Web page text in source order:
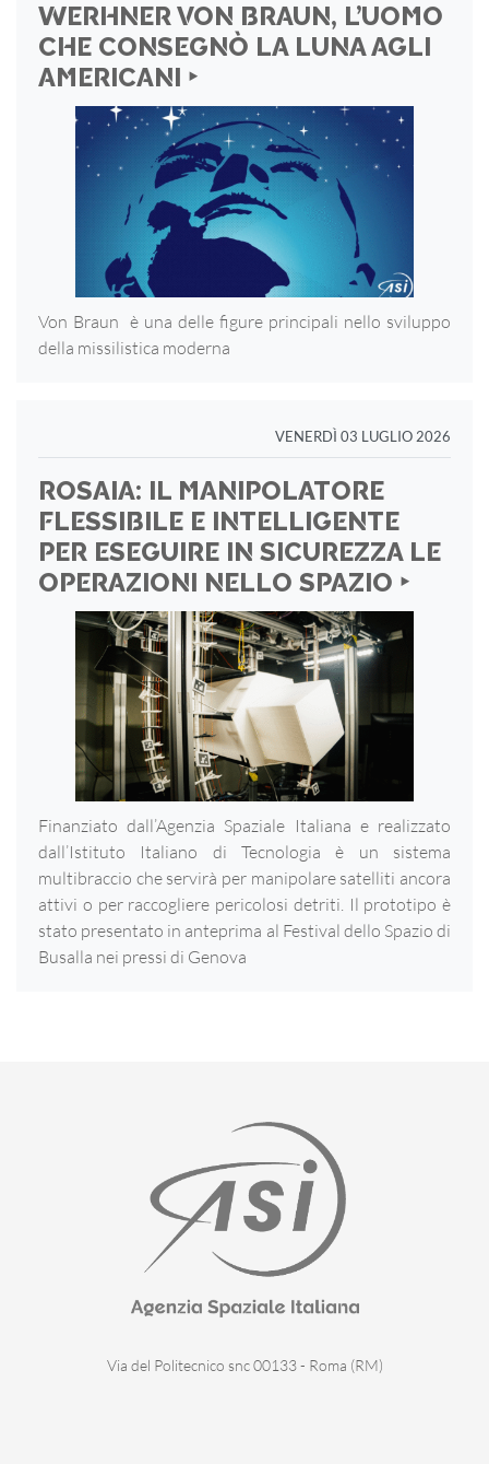
WERHNER VON BRAUN, L’UOMO
CHE CONSEGNÒ LA LUNA AGLI
AMERICANI ‣
Von Braun è una delle figure principali nello sviluppo
della missilistica moderna
VENERDÌ 03 LUGLIO 2026
ROSAIA: IL MANIPOLATORE
FLESSIBILE E INTELLIGENTE
PER ESEGUIRE IN SICUREZZA LE
OPERAZIONI NELLO SPAZIO ‣
Finanziato dall’Agenzia Spaziale Italiana e realizzato
dall’Istituto Italiano di Tecnologia è un sistema
multibraccio che servirà per manipolare satelliti ancora
attivi o per raccogliere pericolosi detriti. Il prototipo è
stato presentato in anteprima al Festival dello Spazio di
Busalla nei pressi di Genova
Via del Politecnico snc 00133 - Roma (RM)